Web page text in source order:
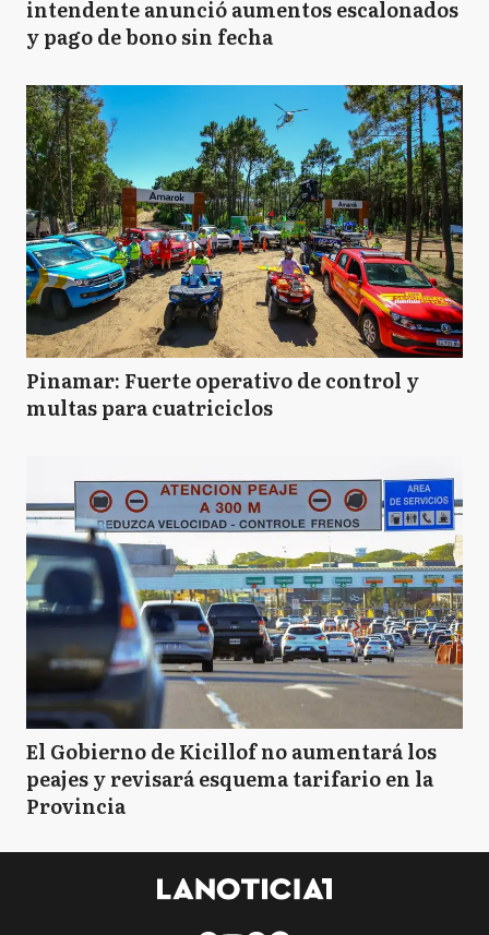
intendente anunció aumentos escalonados
y pago de bono sin fecha
Pinamar: Fuerte operativo de control y
multas para cuatriciclos
El Gobierno de Kicillof no aumentará los
peajes y revisará esquema tarifario en la
Provincia